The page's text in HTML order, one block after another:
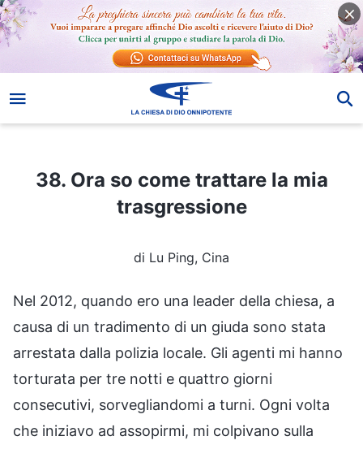
38. Ora so come trattare la mia trasgressione
38. Ora so come trattare la mia
trasgressione
di Lu Ping, Cina
Nel 2012, quando ero una leader della chiesa, a
causa di un tradimento di un giuda sono stata
arrestata dalla polizia locale. Gli agenti mi hanno
torturata per tre notti e quattro giorni
consecutivi, sorvegliandomi a turni. Ogni volta
che iniziavo ad assopirmi, mi colpivano sulla